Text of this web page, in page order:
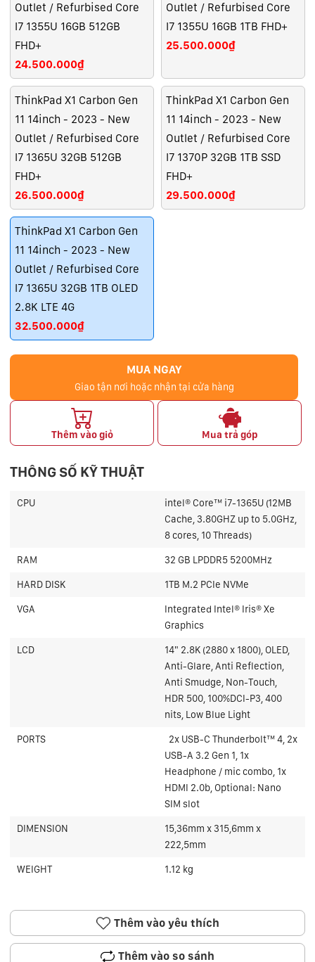
Outlet / Refurbised Core
I7 1355U 16GB 512GB
FHD+
24.500.000₫
Outlet / Refurbised Core
I7 1355U 16GB 1TB FHD+
25.500.000₫
ThinkPad X1 Carbon Gen
11 14inch - 2023 - New
Outlet / Refurbised Core
I7 1365U 32GB 512GB
FHD+
26.500.000₫
ThinkPad X1 Carbon Gen
11 14inch - 2023 - New
Outlet / Refurbised Core
I7 1370P 32GB 1TB SSD
FHD+
29.500.000₫
ThinkPad X1 Carbon Gen
11 14inch - 2023 - New
Outlet / Refurbised Core
I7 1365U 32GB 1TB OLED
2.8K LTE 4G
32.500.000₫
MUA NGAY
Giao tận nơi hoặc nhận tại cửa hàng
Thêm vào giỏ Mua trả góp
THÔNG SỐ KỸ THUẬT
CPU
intel® Core™ i7-1365U (12MB
Cache, 3.80GHZ up to 5.0GHz,
8 cores, 10 Threads)
RAM 32 GB LPDDR5 5200MHz
HARD DISK 1TB M.2 PCIe NVMe
VGA
Integrated Intel® Iris® Xe
Graphics
LCD
14" 2.8K (2880 x 1800), OLED,
Anti-Glare, Anti Reflection,
Anti Smudge, Non-Touch,
HDR 500, 100%DCI-P3, 400
nits, Low Blue Light
PORTS 2x USB-C Thunderbolt™ 4, 2x
USB-A 3.2 Gen 1, 1x
Headphone / mic combo, 1x
HDMI 2.0b, Optional: Nano
SIM slot
DIMENSION
15,36mm x 315,6mm x
222,5mm
WEIGHT 1.12 kg
Thêm vào yêu thích
Thêm vào so sánh